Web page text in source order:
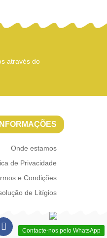
Contacte-nos pelo WhatsApp
através do
INFORMAÇÕES
Onde estamos
de Privacidade
e Condições
de Litígios